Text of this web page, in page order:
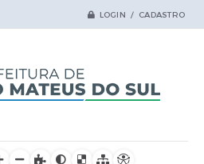
LOGIN / CADASTRO